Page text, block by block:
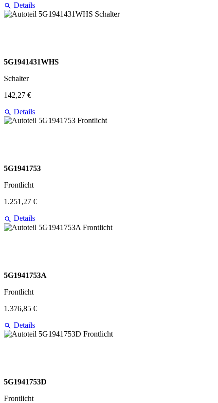
Details
5G1941431WHS
Schalter
142,27 €
Details
5G1941753
Frontlicht
1.251,27 €
Details
5G1941753A
Frontlicht
1.376,85 €
Details
5G1941753D
Frontlicht